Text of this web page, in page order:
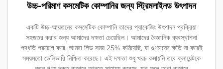
উচ্চ-পরিমাণ কসমেটিক কোম্পানির জন্য স্ট্রিমলাইনড উৎপাদন
একটি উচ্চ-আয়তনের কসমেটিক কোম্পানি তাদের প্যাকেজিং উৎপাদন প্রক্রিয়া
সহজতর করার জন্য আমাদের দক্ষতা চেয়েছিল। আমাদের বৈজ্ঞানিক ব্যবস্থাপনা
পদ্ধতি প্রয়োগ করে, আমরা লিড সময় 25% কমিয়েছি, যা গুণমানের ক্ষতি না করেই
সময়মতো ডেলিভারি নিশ্চিত করেছে। এই দক্ষতা শুধু খরচ কমায়নি তবে ক্লায়েন্টকে